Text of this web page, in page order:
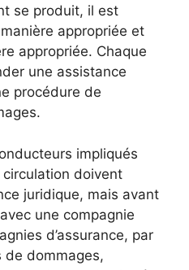
se produit, il est
appropriée et
appropriée. Chaque
une assistance
procédure de
impliqués
doivent
juridique, mais avant
une compagnie
d’assurance, par
de dommages,